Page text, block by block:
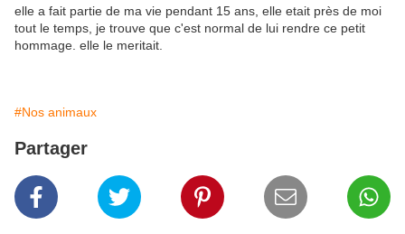
elle a fait partie de ma vie pendant 15 ans, elle etait près de moi
tout le temps, je trouve que c'est normal de lui rendre ce petit
hommage. elle le meritait.
#Nos animaux
Partager